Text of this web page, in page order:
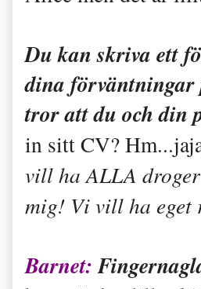
Du kan skriva ett
dina förväntningar
tror att du och din
in sitt CV?
vill ha ALLA
mig! Vi vill ha eget
Barnet: